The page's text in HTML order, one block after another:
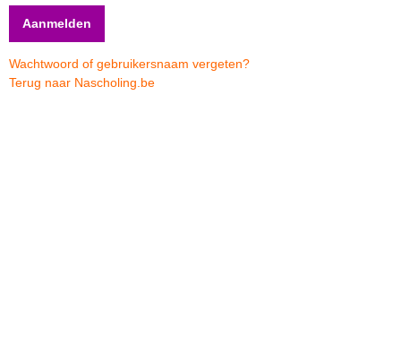
Wachtwoord of gebruikersnaam vergeten?
Terug naar Nascholing.be